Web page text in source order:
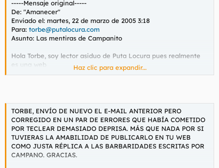
-----Mensaje original-----
De: "Amanecer"
Enviado el: martes, 22 de marzo de 2005 3:18
Para: torbe@putalocura.com
Asunto: Las mentiras de Campanito
Hola Torbe, soy lector asiduo de Puta Locura pues realmente
es una web
ingeniosa en la que, sobre todo, se contribuye a presentar la
natural y no como un tabú ni como algo sucio, degradante o
no digamos ya
pecaminoso tal y como le gusta decir al clero.
Vaya desde aquí, por lo
Haz clic para expandir...
TORBE, ENVÍO DE NUEVO EL E-MAIL ANTERIOR PERO
CORREGIDO EN UN PAR DE ERRORES QUE HABÍA COMETIDO
POR TECLEAR DEMASIADO DEPRISA. MÁS QUE NADA POR SI
TUVIERAS LA AMABILIDAD DE PUBLICARLO EN TU WEB
COMO JUSTA RÉPLICA A LAS BARBARIDADES ESCRITAS POR
CAMPANO. GRACIAS.